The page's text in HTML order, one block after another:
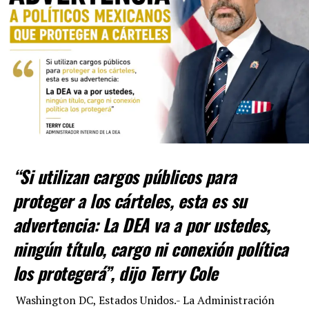
de Nuevo México’ informó Granados.
ADVERTISEMENT
Con Información Tomada de VANGUARDIA
RELATED TOPICS:
UP NEXT
ESTALLA CUATRO PIPAS DE PRESUNTO ‘HUACHICOL’ DE
“Si utilizan cargos públicos para
proteger a los cárteles, esta es su
advertencia: La DEA va a por ustedes,
ningún título, cargo ni conexión política
los protegerá”, dijo Terry Cole
Washington DC, Estados Unidos.- La Administración